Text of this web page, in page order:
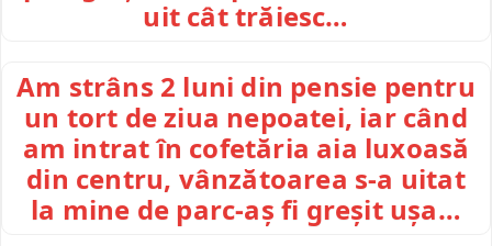
uit cât trăiesc…
Am strâns 2 luni din pensie pentru
un tort de ziua nepoatei, iar când
am intrat în cofetăria aia luxoasă
din centru, vânzătoarea s-a uitat
la mine de parc-aș fi greșit ușa…